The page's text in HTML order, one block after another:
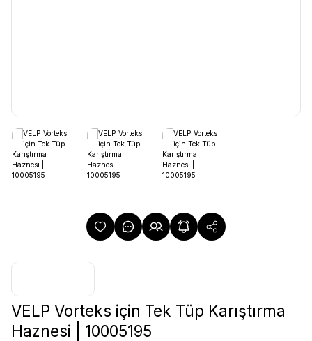
VELP Vorteks için Tek Tüp Karıştırma
Haznesi | 10005195